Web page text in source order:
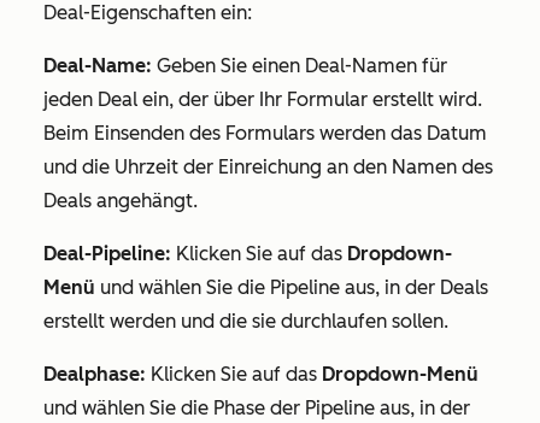
Deal-Eigenschaften ein:
Deal-Name: Geben Sie einen Deal-Namen für
jeden Deal ein, der über Ihr Formular erstellt wird.
Beim Einsenden des Formulars werden das Datum
und die Uhrzeit der Einreichung an den Namen des
Deals angehängt.
Deal-Pipeline: Klicken Sie auf das Dropdown-
Menü und wählen Sie die Pipeline aus, in der Deals
erstellt werden und die sie durchlaufen sollen.
Dealphase: Klicken Sie auf das Dropdown-Menü
und wählen Sie die Phase der Pipeline aus, in der